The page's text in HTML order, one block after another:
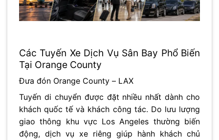
Các Tuyến Xe Dịch Vụ Sân Bay Phổ Biến
Tại Orange County
Đưa đón Orange County – LAX
Tuyến di chuyển được đặt nhiều nhất dành cho
khách quốc tế và khách công tác. Do lưu lượng
giao thông khu vực Los Angeles thường biến
động, dịch vụ xe riêng giúp hành khách chủ